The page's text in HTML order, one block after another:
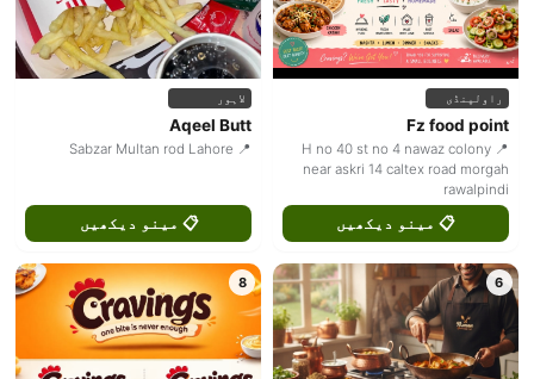
راولپنڈی
Fz food point
📍 H no 40 st no 4 nawaz colony
near askri 14 caltex road morgah
rawalpindi
📋 مینو دیکھیں
لاہور
Aqeel Butt
📍 Sabzar Multan rod Lahore
📋 مینو دیکھیں
6
8